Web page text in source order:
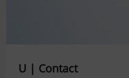
U | Contact